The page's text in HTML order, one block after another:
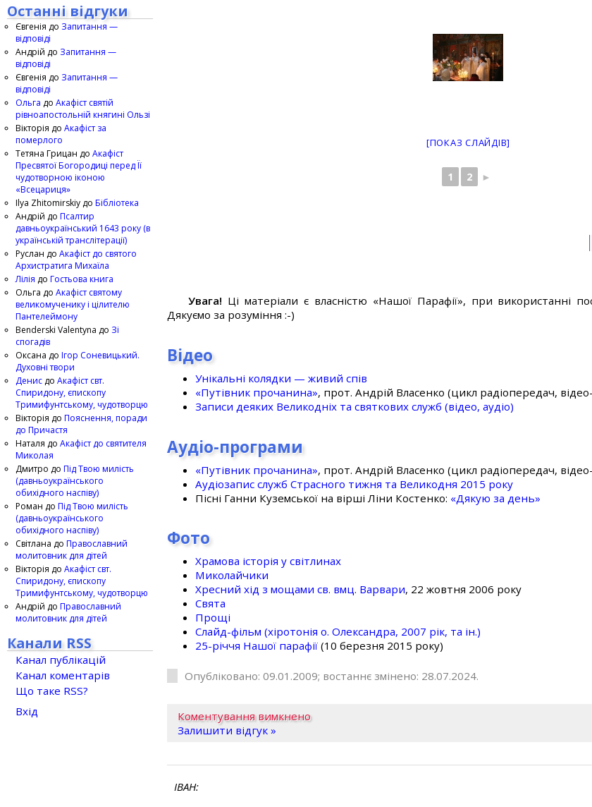
[ПОКАЗ СЛАЙДІВ]
1 2 ►
Увага! Ці матеріали є власністю «Нашої Парафії», при використанні
Дякуємо за розуміння :-)
Відео
Унікальні колядки — живий спів
«Путівник прочанина», прот. Андрій Власенко (цикл радіопередач,
Записи деяких Великодніх та святкових служб (відео, аудіо)
Аудіо-програми
«Путівник прочанина», прот. Андрій Власенко (цикл радіопередач,
Аудіозапис служб Страсного тижня та Великодня 2015 року
Пісні Ганни Куземської на вірші Ліни Костенко: «Дякую за день»
Фото
Храмова історія у світлинах
Миколайчики
Хресний хід з мощами св. вмц. Варвари, 22 жовтня 2006 року
Свята
Прощі
Слайд-фільм (хіротонія о. Олександра, 2007 рік, та ін.)
25-рiччя Нашої парафiї (10 березня 2015 року)
Опубліковано: 09.01.2009; востаннє змінено: 28.07.2024.
Коментування вимкнено
Залишити відгук »
ІВАН
Останні відгуки
Євгенія до Запитання —
відповіді
Андрій до Запитання —
відповіді
Євгенія до Запитання —
відповіді
Ольга до Акафіст святій
рівноапостольній княгині Ользі
Вікторія до Акафіст за
померлого
Тетяна Грицан до Акафіст
Пресвятої Богородиці перед Її
чудотворною іконою
«Всецариця»
Ilya Zhitomirskiy до Бібліотека
Андрій до Псалтир
давньоукраїнський 1643 року (в
українській транслітерації)
Руслан до Акафіст до святого
Архистратига Михаїла
Лілія до Гостьова книга
Ольга до Акафіст святому
великомученику і цілителю
Пантелеймону
Benderski Valentyna до Зі
спогадів
Оксана до Ігор Соневицький.
Духовні твори
Денис до Акафіст свт.
Спиридону, єпископу
Тримифунтському, чудотворцю
Вікторія до Пояснення, поради
до Причастя
Наталя до Акафіст до святителя
Миколая
Дмитро до Під Твою милість
(давньоукраїнського
обихідного наспіву)
Роман до Під Твою милість
(давньоукраїнського
обихідного наспіву)
Світлана до Православний
молитовник для дітей
Вікторія до Акафіст свт.
Спиридону, єпископу
Тримифунтському, чудотворцю
Андрій до Православний
молитовник для дітей
Канали RSS
Канал публікацій
Канал коментарів
Що таке RSS?
Вхід